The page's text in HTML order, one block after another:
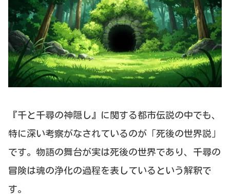
『千と千尋の神隠し』に関する都市伝説の中でも、
特に深い考察がなされているのが「死後の世界説」
です。物語の舞台が実は死後の世界であり、千尋の
冒険は魂の浄化の過程を表しているという解釈で
す。